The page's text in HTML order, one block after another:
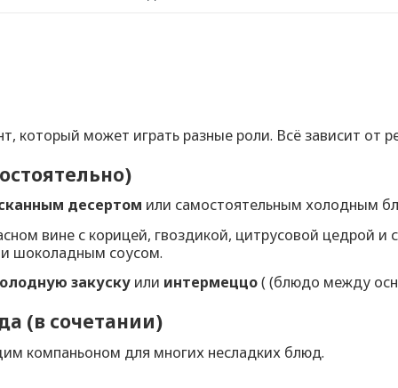
который может играть разные роли. Всё зависит от
десертом или самостоятельным холодным
вине с корицей, гвоздикой, цитрусовой цедрой
шоколадным соусом.
закуску или интермеццо( (блюдо между
(в сочетании)
компаньоном для многих несладких блюд.